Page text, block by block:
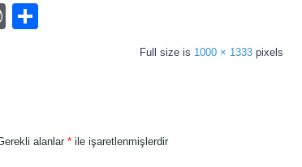
WordPress
Full size is 1000 × 1333pixels
alanlar * ile işaretlenmişlerdir